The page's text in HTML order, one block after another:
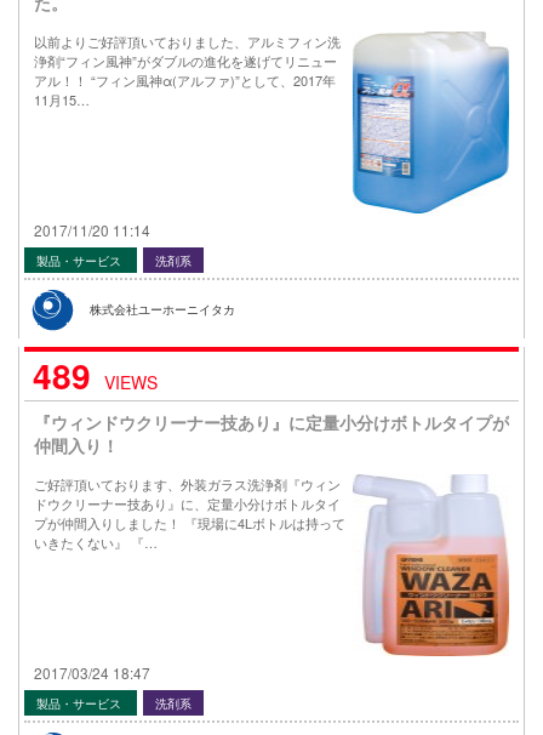
以前よりご好評頂いておりました、アルミフィン洗
浄剤“フィン風神”がダブルの進化を遂げてリニュー
アル！！ “フィン風神α(アルファ)”として、2017年
11月15…
2017/11/20 11:14
製品・サービス 洗剤系
株式会社ユーホーニイタカ
489 VIEWS
『ウィンドウクリーナー技あり』に定量小分けボトルタイプが
仲間入り！
ご好評頂いております、外装ガラス洗浄剤『ウィン
ドウクリーナー技あり』に、定量小分けボトルタイ
プが仲間入りしました！ 『現場に4Lボトルは持って
いきたくない』 『…
2017/03/24 18:47
製品・サービス 洗剤系